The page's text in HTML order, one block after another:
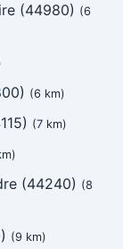
(44980) (6
(6 km)
(7 km)
(44240) (8
(9 km)